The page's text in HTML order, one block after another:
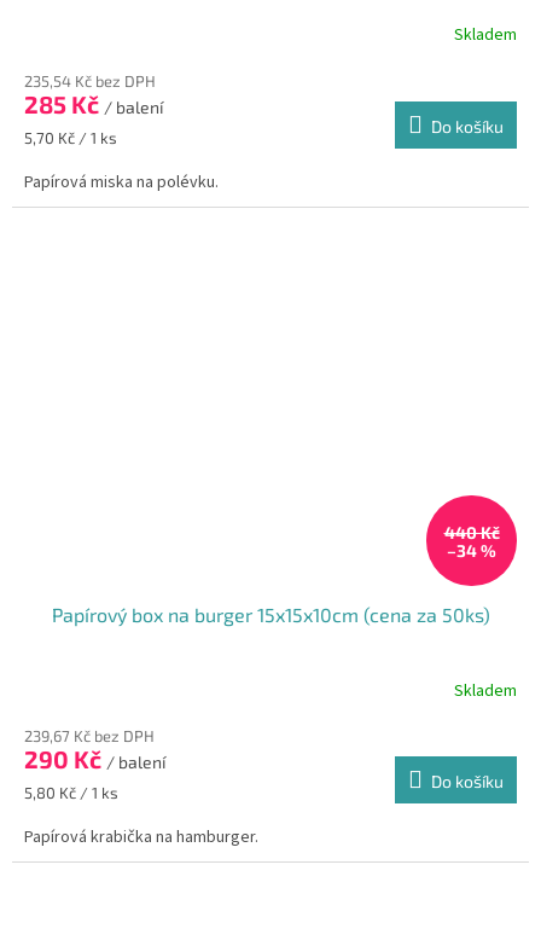
Skladem
235,54 Kč bez DPH
285 Kč / balení
Měrná
5,70 Kč / 1 ks
Do košíku
Papírová miska na polévku.
440 Kč
–34 %
Papírový box na burger 15x15x10cm (cena za 50ks)
Skladem
239,67 Kč bez DPH
290 Kč / balení
Měrná
5,80 Kč / 1 ks
Do košíku
Papírová krabička na hamburger.